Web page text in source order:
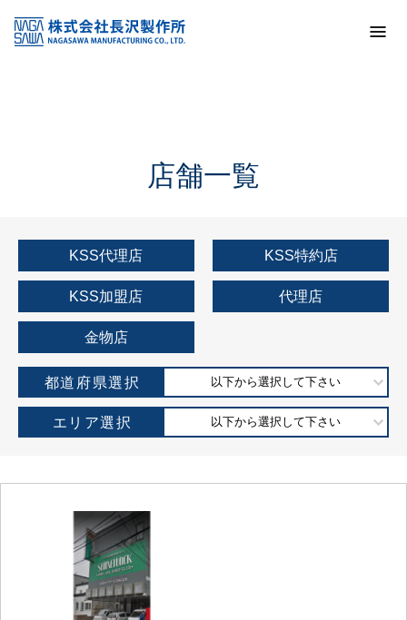
KSS加盟店・取扱店情報
店舗一覧
店舗一覧
KSS代理店 KSS特約店
KSS加盟店 代理店
金物店
都道府県選択 以下から選択して下さい
エリア選択 以下から選択して下さい